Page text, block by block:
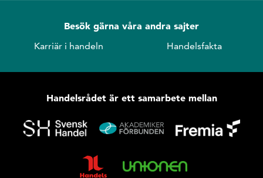
Besök gärna våra andra sajter
Karriär i handeln Handelsfakta
Handelsrådet är ett samarbete mellan